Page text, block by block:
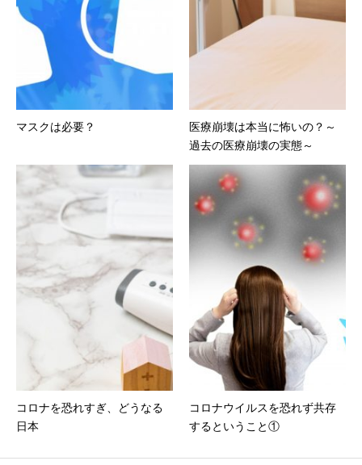
マスクは必要？
医療崩壊は本当に怖いの？～
過去の医療崩壊の実態～
コロナを恐れすぎ、どうなる
日本
コロナウイルスを恐れず共存
するということ①